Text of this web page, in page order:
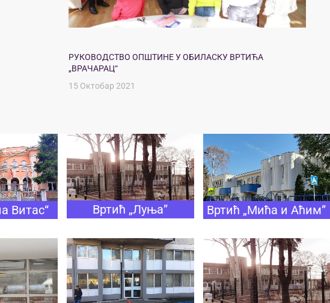
РУКОВОДСТВО ОПШТИНЕ У ОБИЛАСКУ ВРТИЋА
„ВРАЧАРАЦ“
15 Октобар 2021
Витас“ Вртић „Луња” Вртић „Мића и Аћим”